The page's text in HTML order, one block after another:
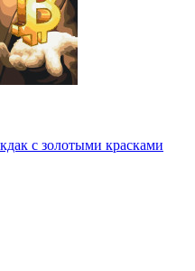
с золотыми красками